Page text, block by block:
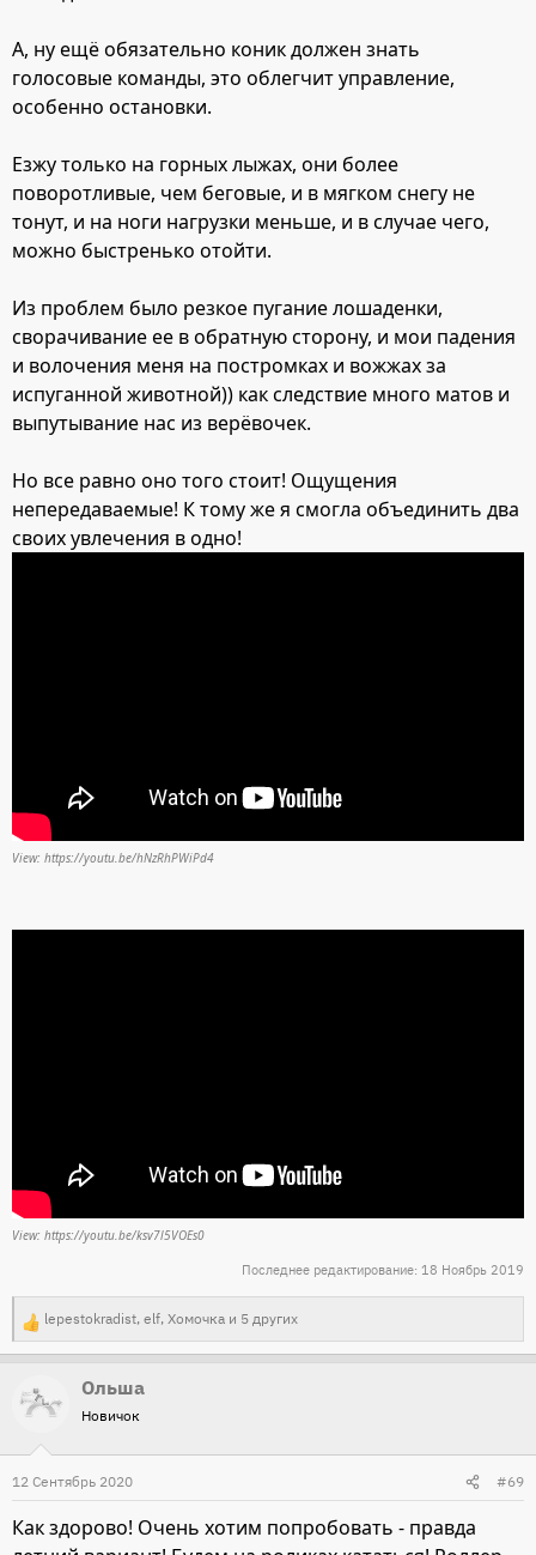
А, ну ещё обязательно коник должен знать
голосовые команды, это облегчит управление,
особенно остановки.
Езжу только на горных лыжах, они более
поворотливые, чем беговые, и в мягком снегу не
тонут, и на ноги нагрузки меньше, и в случае чего,
можно быстренько отойти.
Из проблем было резкое пугание лошаденки,
сворачивание ее в обратную сторону, и мои падения
и волочения меня на постромках и вожжах за
испуганной животной)) как следствие много матов и
выпутывание нас из верёвочек.
Но все равно оно того стоит! Ощущения
непередаваемые! К тому же я смогла объединить два
своих увлечения в одно!
View: https://youtu.be/hNzRhPWiPd4
View: https://youtu.be/ksv7l5VOEs0
Последнее редактирование: 18 Ноябрь 2019
Р
е
а
к
и
и
:
lepestokradist, elf, Хомочка и 5 других
Ольша
Новичок
12 Сентябрь 2020 #69
Как здорово! Очень хотим попробовать - правда